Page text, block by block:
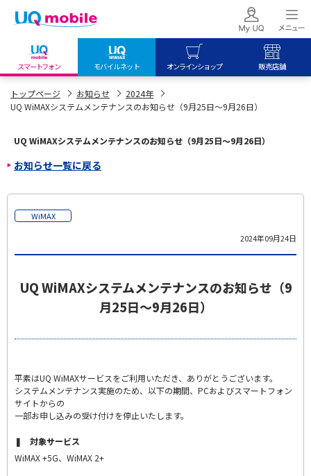
スマートフォン モバイルネット オンラインショップ 販売店舗
my UQ WiMAX
UQ WiMAX ご契約の方
My UQ mobile
データチャージサイト
UQ mobile
オンラインショップ
UQ WiMAX
UQ mobile
販売店舗
UQ WiMAX
トップページ お知らせ
2024年
UQ WiMAXシステムメンテナンスのお知らせ（9月25日～9月26日）
UQ WiMAXシステムメンテナンスのお知らせ（9月25日～9月26日）
お知らせ一覧に戻る
WiMAX
2024年09月24日
UQ WiMAXシステムメンテナンスのお知らせ（9
月25日～9月26日）
平素はUQ WiMAXサービスをご利用いただき、ありがとうございます。
システムメンテナンス実施のため、以下の期間、PCおよびスマートフォン
サイトからの
一部お申し込みの受け付けを停止いたします。
❚ 対象サービス
WiMAX +5G、WiMAX 2+